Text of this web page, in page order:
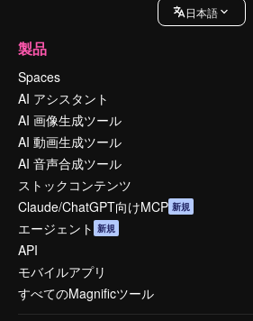
日本語
製品
Spaces
AI アシスタント
AI 画像生成ツール
AI 動画生成ツール
AI 音声合成ツール
ストックコンテンツ
Claude/ChatGPT向けMCP 新規
エージェント 新規
API
モバイルアプリ
すべてのMagnificツール